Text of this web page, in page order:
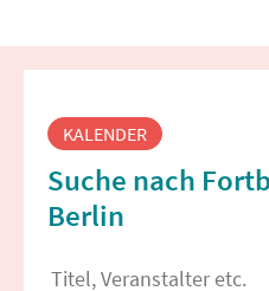
KALENDER
Suche nach
Berlin